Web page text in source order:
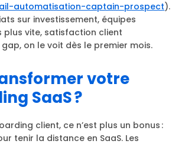
automatisation-captain-prospect).
sur investissement, équipes
plus vite, satisfaction client
on le voit dès le premier mois.
votre
SaaS ?
client, ce n’est plus un bonus :
tenir la distance en SaaS. Les